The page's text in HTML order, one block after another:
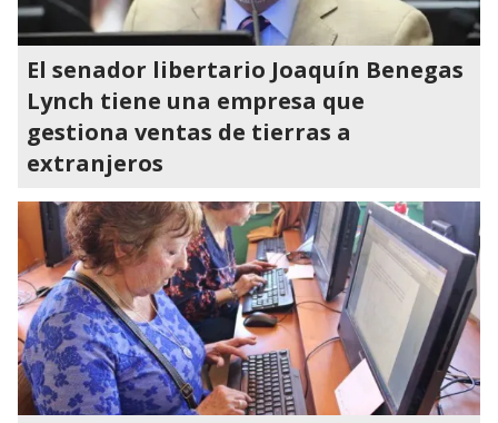
El senador libertario Joaquín Benegas
Lynch tiene una empresa que
gestiona ventas de tierras a
extranjeros